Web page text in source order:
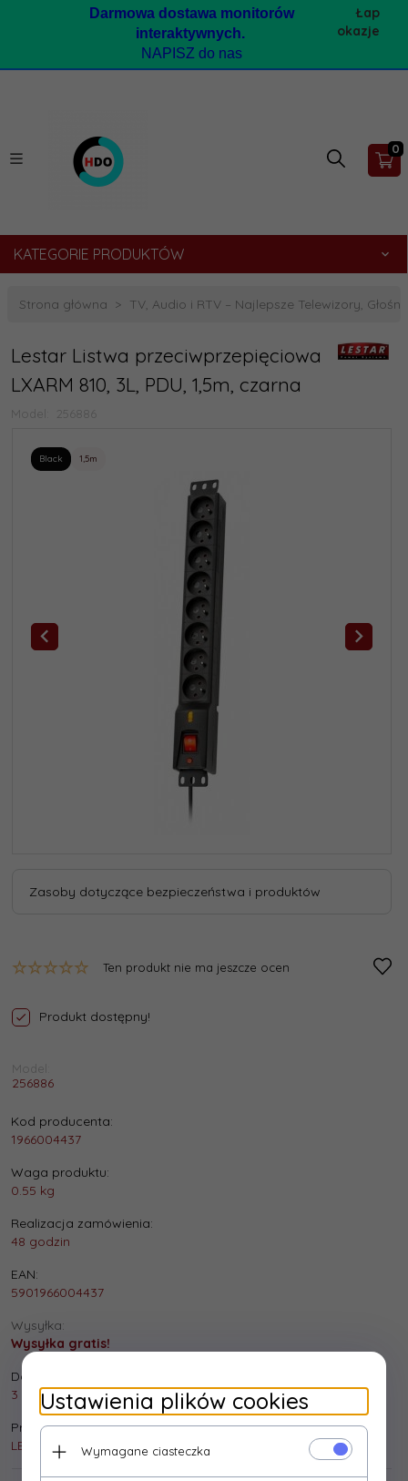
Darmowa dostawa monitorów
interaktywnych.
NAPISZ do nas
Łap
okazje
0
KATEGORIE PRODUKTÓW
Strona główna TV, Audio i RTV – Najlepsze Telewizory,
Lestar Listwa przeciwprzepięciowa
LXARM 810, 3L, PDU, 1,5m, czarna
Model: 256886
Black 1,5m
Zasoby dotyczące bezpieczeństwa i produktów
Ten produkt nie ma jeszcze ocen
Produkt dostępny!
Model:
256886
Kod producenta:
1966004437
Waga produktu:
0.55 kg
Realizacja zamówienia:
48 godzin
EAN:
5901966004437
Wysyłka:
Wysyłka gratis!
Dostępna ilość:
3 szt.
Producent:
LESTAR
Ustawienia plików cookies
Wymagane ciasteczka